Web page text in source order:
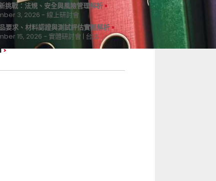
挑戰：法規、安全與風險管理解析
3, 2026 - 線上研討會
要求、材料認證與測試評估實務解析
15, 2026 - 實體研討會 | 台北